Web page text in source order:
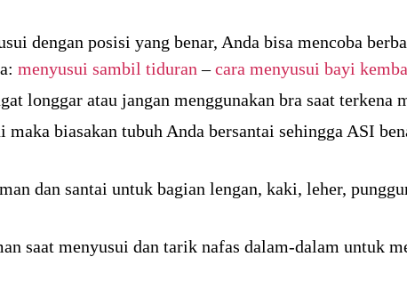
dengan posisi yang benar, Anda bisa mencoba
menyusui sambil tiduran –cara menyusui bayi
longgar atau jangan menggunakan bra saat terkena
biasakan tubuh Anda bersantai sehingga ASI
dan santai untuk bagian lengan, kaki, leher,
saat menyusui dan tarik nafas dalam-dalam untuk